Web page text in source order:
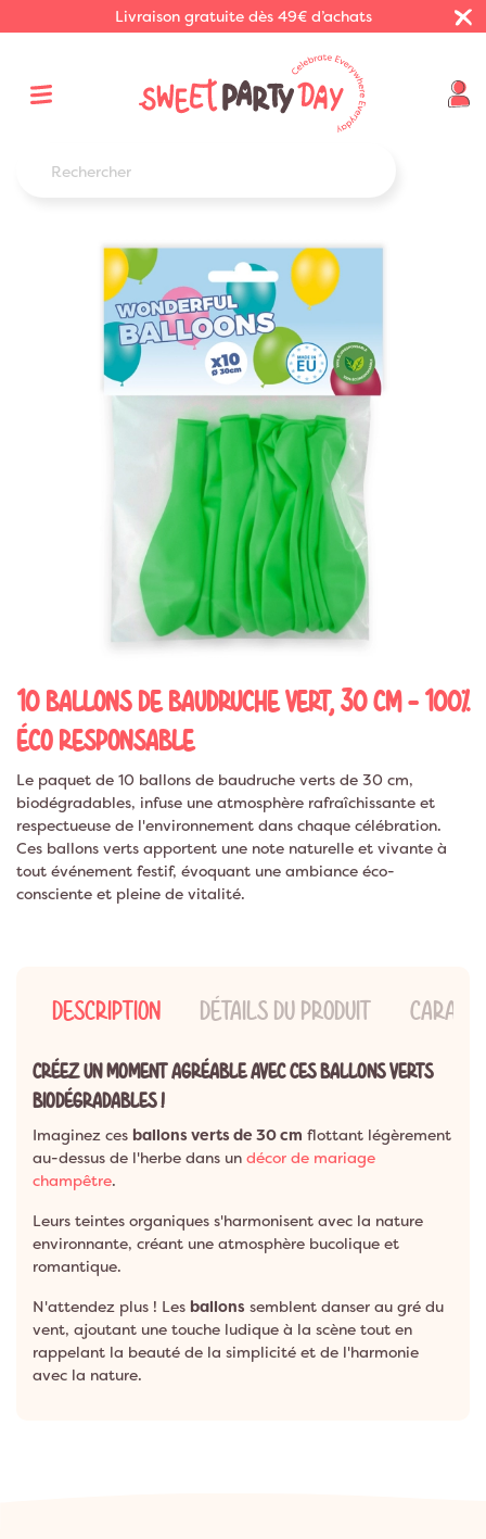
Livraison gratuite dès 49€ d’achats
10 BALLONS DE BAUDRUCHE VERT, 30 CM - 100%
ÉCO RESPONSABLE
Le paquet de 10 ballons de baudruche verts de 30 cm,
biodégradables, infuse une atmosphère rafraîchissante et
respectueuse de l'environnement dans chaque célébration.
Ces ballons verts apportent une note naturelle et vivante à
tout événement festif, évoquant une ambiance éco-
consciente et pleine de vitalité.
DESCRIPTION DÉTAILS DU PRODUIT
CRÉEZ UN MOMENT AGRÉABLE AVEC CES BALLONS VERTS
BIODÉGRADABLES !
Imaginez ces ballons verts de 30 cm flottant légèrement
au-dessus de l'herbe dans un décor de mariage
champêtre.
Leurs teintes organiques s'harmonisent avec la nature
environnante, créant une atmosphère bucolique et
romantique.
N'attendez plus ! Les ballons semblent danser au gré du
vent, ajoutant une touche ludique à la scène tout en
rappelant la beauté de la simplicité et de l'harmonie
avec la nature.